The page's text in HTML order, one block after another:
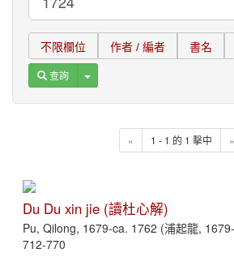
不限欄位 作者 / 編者 書名
查詢 Toggle Dropdown
« 1 - 1 的 1 擊中 »
Du Du xin jie (讀杜心解)
Pu, Qilong, 1679-ca. 1762 (浦起龍,
712-770